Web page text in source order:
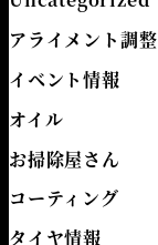
アライメント調整
イベント情報
オイル
お掃除屋さん
コーティング
タイヤ情報